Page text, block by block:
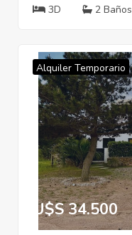
3D
2 Baños
Alquiler Temporario
U$S 34.500